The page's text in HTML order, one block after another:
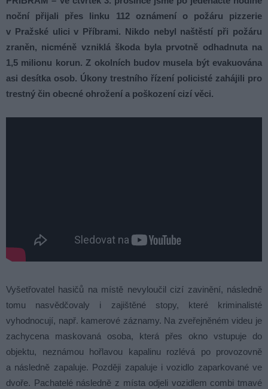
noční přijali přes linku 112 oznámení o požáru pizzerie
v Pražské ulici v Příbrami. Nikdo nebyl naštěstí při požáru
zraněn, nicméně vzniklá škoda byla prvotně odhadnuta na
1,5 milionu korun. Z okolních budov musela být evakuována
asi desítka osob. Úkony trestního řízení policisté zahájili pro
trestný čin obecné ohrožení a poškození cizí věci.
Vyšetřovatel hasičů na místě nevyloučil cizí zavinění, následně
tomu nasvědčovaly i zajištěné stopy, které kriminalisté
vyhodnocují, např. kamerové záznamy. Na zveřejněném videu je
zachycena maskovaná osoba, která přes okno vstupuje do
objektu, neznámou hořlavou kapalinu rozlévá po provozovně
a následně zapaluje. Později zapaluje i vozidlo zaparkované ve
dvoře. Pachatelé následně z místa odjeli vozidlem combi tmavé